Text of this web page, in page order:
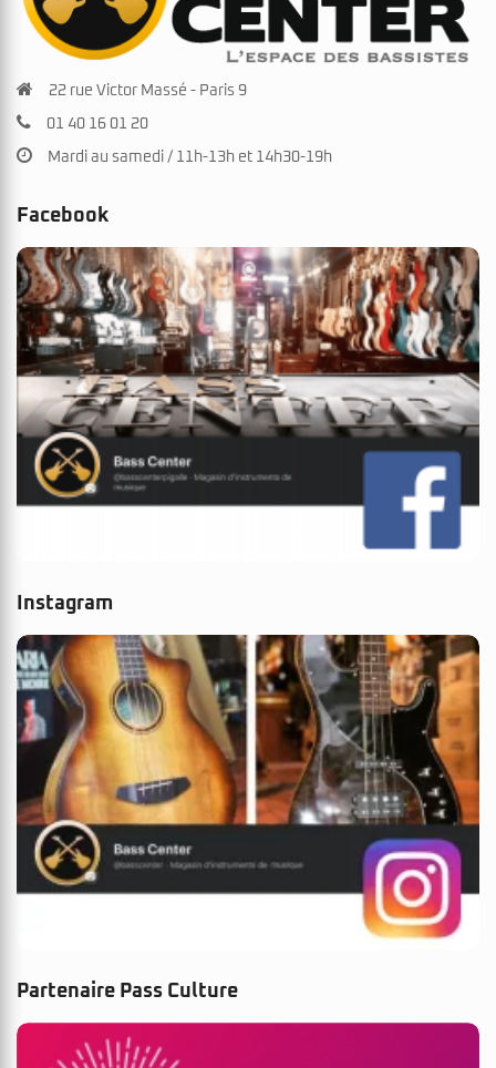
22 rue Victor Massé - Paris 9
01 40 16 01 20
Mardi au samedi / 11h-13h et 14h30-19h
Facebook
Instagram
Partenaire Pass Culture